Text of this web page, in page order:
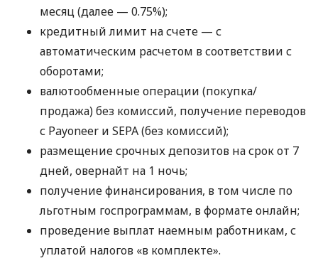
месяц (далее — 0.75%);
кредитный лимит на счете — с
автоматическим расчетом в соответствии с
оборотами;
валютообменные операции (покупка/
продажа) без комиссий, получение переводов
с Payoneer и SEPA (без комиссий);
размещение срочных депозитов на срок от 7
дней, овернайт на 1 ночь;
получение финансирования, в том числе по
льготным госпрограммам, в формате онлайн;
проведение выплат наемным работникам, с
уплатой налогов «в комплекте».